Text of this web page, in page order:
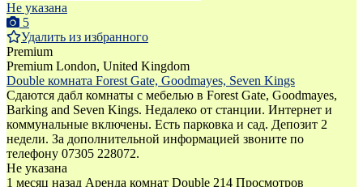
Не указана
5
Удалить из избранного
Premium
Premium London, United Kingdom
Double комната Forest Gate, Goodmayes, Seven Kings
Сдаются дабл комнаты с мебелью в Forest Gate, Goodmayes,
Barking and Seven Kings. Недалеко от станции. Интернет и
коммунальные включены. Есть парковка и сад. Депозит 2
недели. За дополнительной информацией звоните по
телефону 07305 228072.
Не указана
1 месяц назад Аренда комнат Double 214 Просмотров